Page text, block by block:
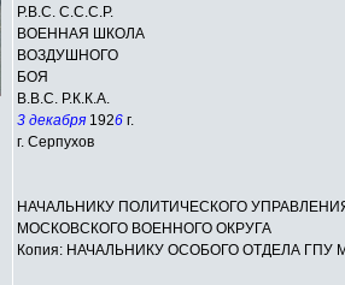
Р.В.С. С.С.С.Р.
ВОЕННАЯ ШКОЛА
ВОЗДУШНОГО
БОЯ
В.В.С. Р.К.К.А.
3 декабря 1926 г.
г. Серпухов
НАЧАЛЬНИКУ ПОЛИТИЧЕСКОГО
МОСКОВСКОГО ВОЕННОГО ОКРУГА
Копия: НАЧАЛЬНИКУ ОСОБОГО ОТДЕЛА ГПУ